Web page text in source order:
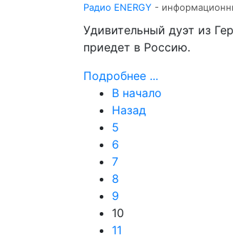
Радио ENERGY -
Удивительный дуэт из
приедет в Россию.
Подробнее ...
В начало
Назад
5
6
7
8
9
10
11